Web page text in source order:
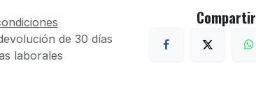
de 30 días
laborales
Compartir